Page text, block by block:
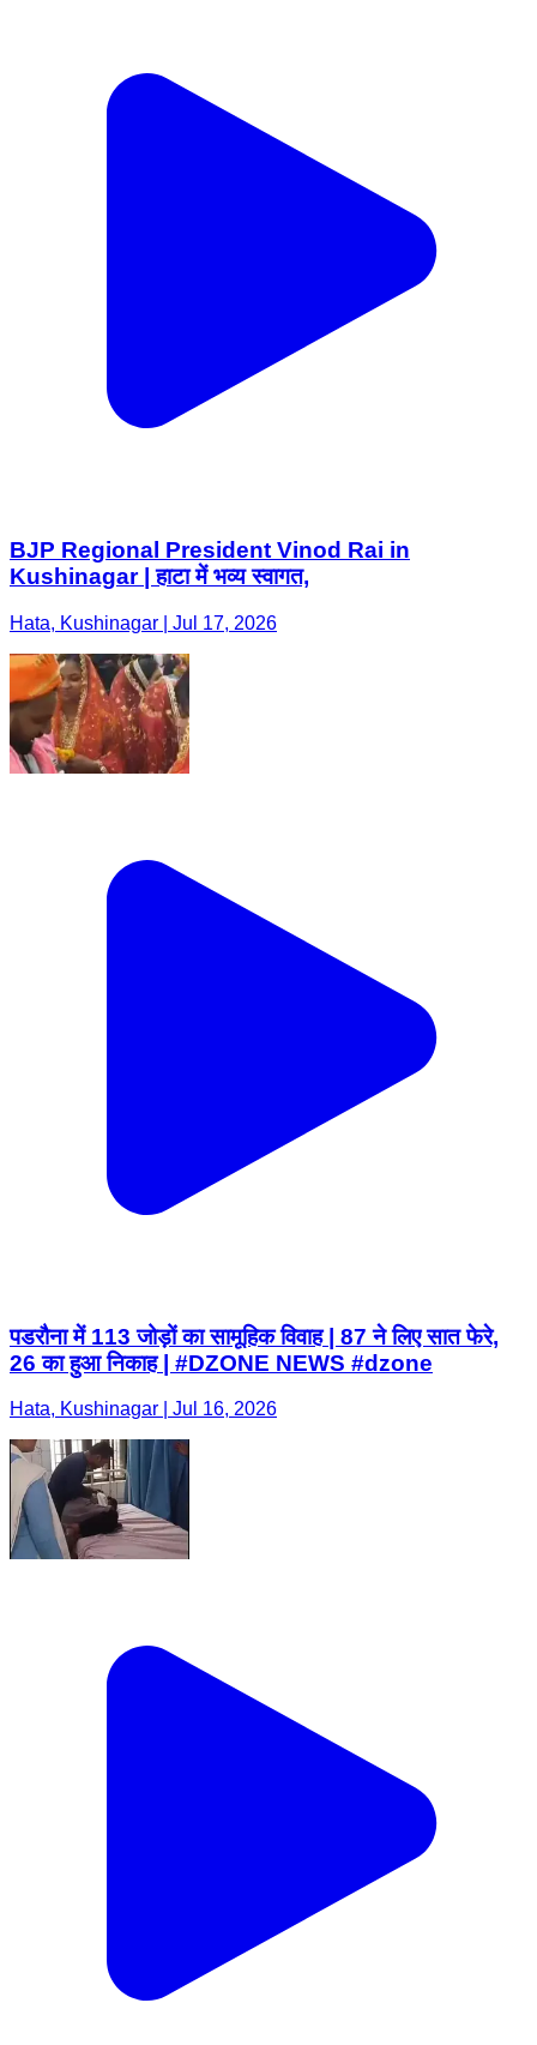
BJP Regional President Vinod Rai in
Kushinagar | हाटा में भव्य स्वागत,
Hata, Kushinagar | Jul 17, 2026
पडरौना में 113 जोड़ों का सामूहिक विवाह | 87 ने लिए सात फेरे,
26 का हुआ निकाह | #DZONE NEWS #dzone
Hata, Kushinagar | Jul 16, 2026